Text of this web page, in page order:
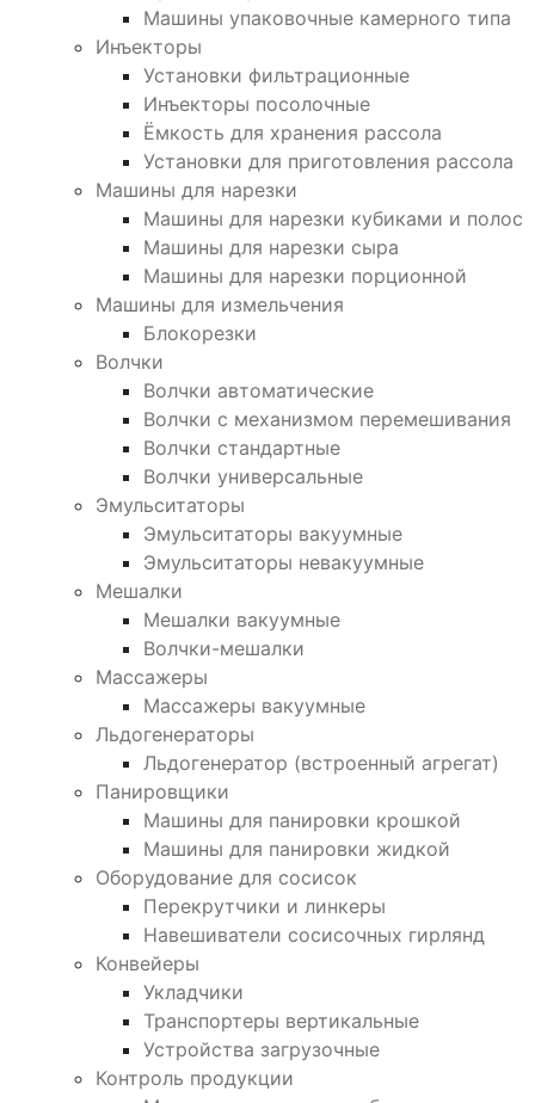
Машины упаковочные камерного типа
Инъекторы
Установки фильтрационные
Инъекторы посолочные
Ёмкость для хранения рассола
Установки для приготовления рассола
Машины для нарезки
Машины для нарезки кубиками и полос
Машины для нарезки сыра
Машины для нарезки порционной
Машины для измельчения
Блокорезки
Волчки
Волчки автоматические
Волчки с механизмом перемешивания
Волчки стандартные
Волчки универсальные
Эмульситаторы
Эмульситаторы вакуумные
Эмульситаторы невакуумные
Мешалки
Мешалки вакуумные
Волчки-мешалки
Массажеры
Массажеры вакуумные
Льдогенераторы
Льдогенератор (встроенный агрегат)
Панировщики
Машины для панировки крошкой
Машины для панировки жидкой
Оборудование для сосисок
Перекрутчики и линкеры
Навешиватели сосисочных гирлянд
Конвейеры
Укладчики
Транспортеры вертикальные
Устройства загрузочные
Контроль продукции